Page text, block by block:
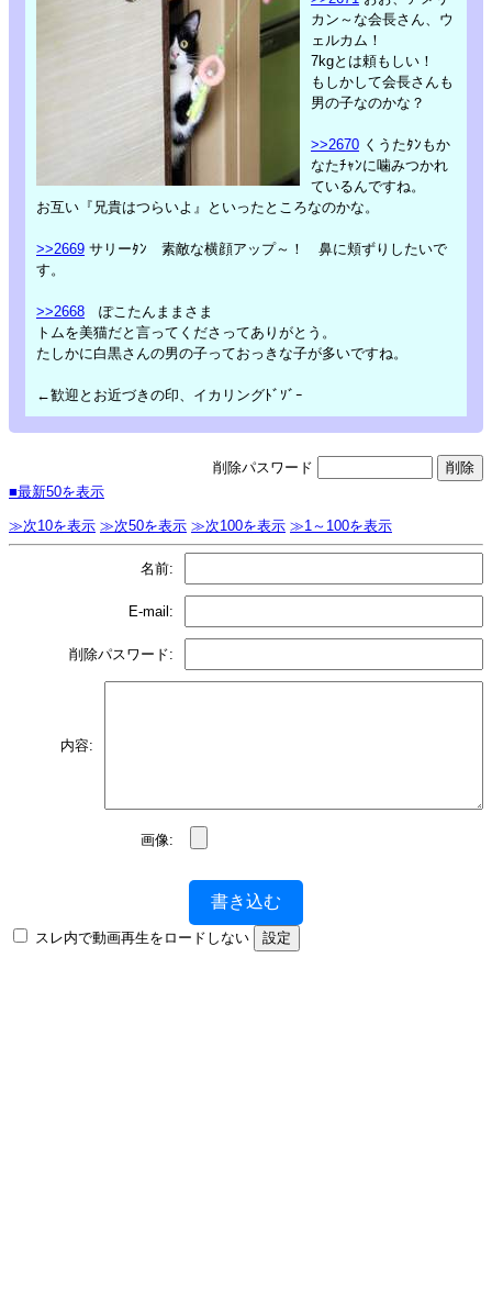
カン～な会長さん、ウ
ェルカム！
7kgとは頼もしい！
もしかして会長さんも
男の子なのかな？
>>2670 くうたﾀﾝもか
なたﾁｬﾝに噛みつかれ
ているんですね。
お互い『兄貴はつらいよ』といったところなのかな。
>>2669 サリーﾀﾝ 素敵な横顔アップ～！ 鼻に頬ずりしたいで
す。
>>2668 ぽこたんままさま
トムを美猫だと言ってくださってありがとう。
たしかに白黒さんの男の子っておっきな子が多いですね。
←歓迎とお近づきの印、イカリングﾄﾞｿﾞｰ
削除パスワード
■最新50を表示
≫次10を表示 ≫次50を表示 ≫次100を表示 ≫1～100を表示
名前:
E-mail:
削除パスワード:
内容:
画像:
書き込む
スレ内で動画再生をロードしない